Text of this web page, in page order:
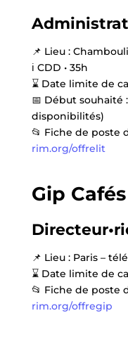
📌 Lieu :
ℹ️ CDD • 35h
⌛Date limite de
📅 Début souhaité
disponibilités)
📂 Fiche de poste
rim.org/offrelit
Gip
📌 Lieu : Paris –
⌛Date limite de
📂 Fiche de poste
rim.org/offregip